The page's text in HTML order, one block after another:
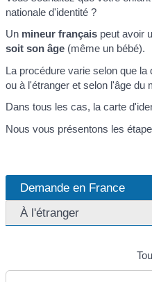
nationale d'identité ?
Un mineur français peut avoir
soit son âge (même un bébé).
La procédure varie selon que
ou à l'étranger et selon l'âge du
Dans tous les cas, la carte
Nous vous présentons les
Demande en France
À l'étranger